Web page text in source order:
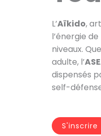
L’Aïkido,
l’énergie
niveaux.
adulte, l’
dispensés
self-
S'inscrire